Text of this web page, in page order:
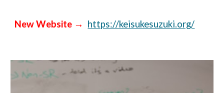
New Website → https://keisukesuzuki.org/